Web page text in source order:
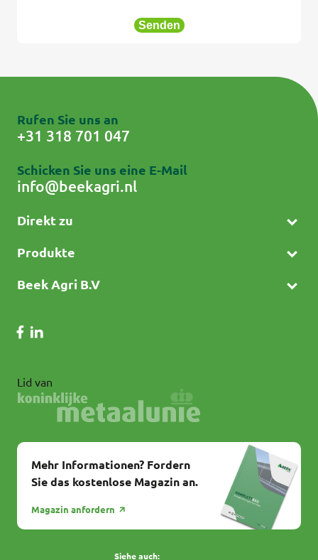
Senden
Direkt zu
Produkte
Beek Agri B.V
Lid van
Rufen Sie uns an
+31 318 701 047
Schicken Sie uns eine E-Mail
info@beekagri.nl
Mehr Informationen? Fordern
Sie das kostenlose Magazin an.
Magazin anfordern
Siehe auch: